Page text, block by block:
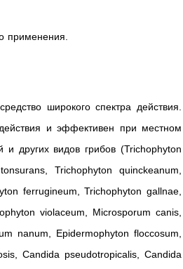
применения.
широкого спектра действия.
и эффективен при местном
других видов грибов (Trichophyton
Trichophyton quinckeanum,
ferrugineum, Trichophyton gallnae,
violaceum, Microsporum canis,
nanum, Epidermophyton floccosum,
Candida pseudotropicalis, Candida